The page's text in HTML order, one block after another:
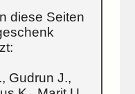
diese Seiten
Gudrun J.,